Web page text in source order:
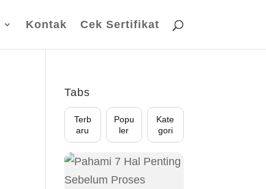
Kontak Cek Sertifikat
Tabs
Terb
aru
Popu
ler
Kate
gori